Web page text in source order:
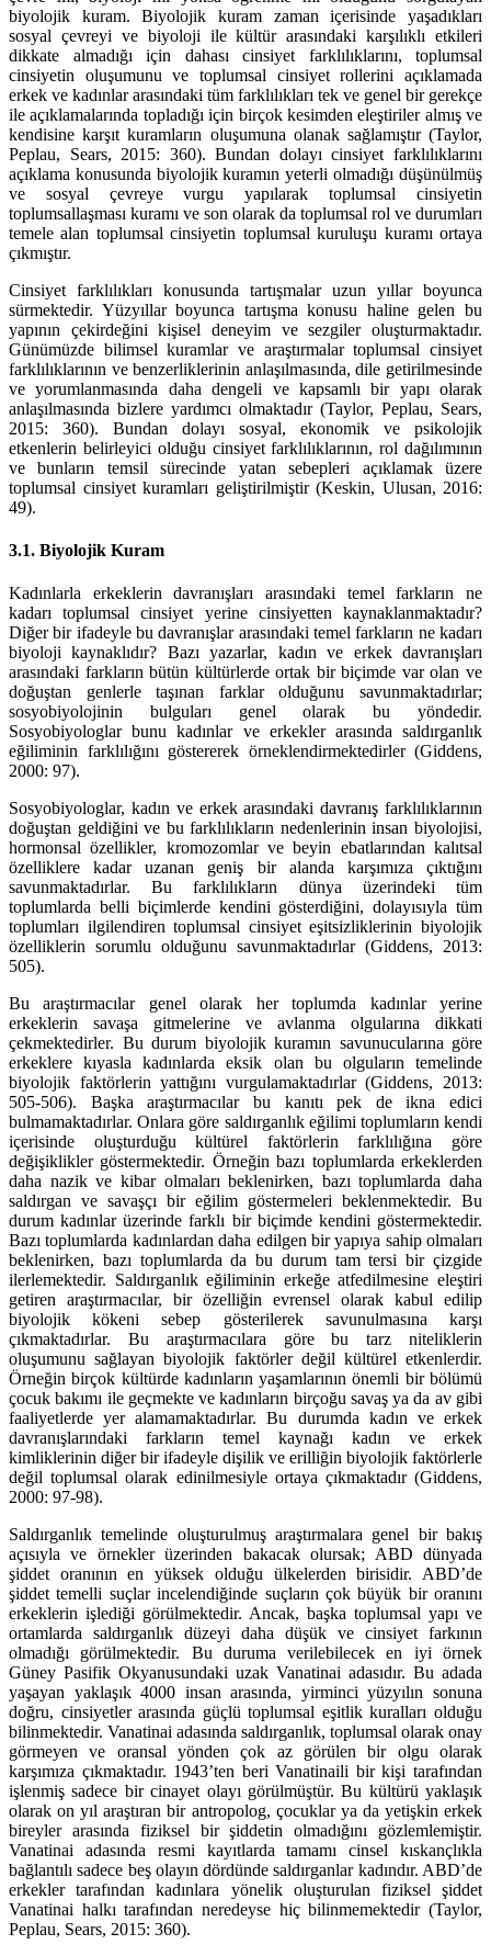
biyolojik kuram. Biyolojik kuram zaman içerisinde yaşadıkları
sosyal çevreyi ve biyoloji ile kültür arasındaki karşılıklı etkileri
dikkate almadığı için dahası cinsiyet farklılıklarını, toplumsal
cinsiyetin oluşumunu ve toplumsal cinsiyet rollerini açıklamada
erkek ve kadınlar arasındaki tüm farklılıkları tek ve genel bir gerekçe
ile açıklamalarında topladığı için birçok kesimden eleştiriler almış ve
kendisine karşıt kuramların oluşumuna olanak sağlamıştır (Taylor,
Peplau, Sears, 2015: 360). Bundan dolayı cinsiyet farklılıklarını
açıklama konusunda biyolojik kuramın yeterli olmadığı düşünülmüş
ve sosyal çevreye vurgu yapılarak toplumsal cinsiyetin
toplumsallaşması kuramı ve son olarak da toplumsal rol ve durumları
temele alan toplumsal cinsiyetin toplumsal kuruluşu kuramı ortaya
çıkmıştır.
Cinsiyet farklılıkları konusunda tartışmalar uzun yıllar boyunca
sürmektedir. Yüzyıllar boyunca tartışma konusu haline gelen bu
yapının çekirdeğini kişisel deneyim ve sezgiler oluşturmaktadır.
Günümüzde bilimsel kuramlar ve araştırmalar toplumsal cinsiyet
farklılıklarının ve benzerliklerinin anlaşılmasında, dile getirilmesinde
ve yorumlanmasında daha dengeli ve kapsamlı bir yapı olarak
anlaşılmasında bizlere yardımcı olmaktadır (Taylor, Peplau, Sears,
2015: 360). Bundan dolayı sosyal, ekonomik ve psikolojik
etkenlerin belirleyici olduğu cinsiyet farklılıklarının, rol dağılımının
ve bunların temsil sürecinde yatan sebepleri açıklamak üzere
toplumsal cinsiyet kuramları geliştirilmiştir (Keskin, Ulusan, 2016:
49).
3.1. Biyolojik Kuram
Kadınlarla erkeklerin davranışları arasındaki temel farkların ne
kadarı toplumsal cinsiyet yerine cinsiyetten kaynaklanmaktadır?
Diğer bir ifadeyle bu davranışlar arasındaki temel farkların ne kadarı
biyoloji kaynaklıdır? Bazı yazarlar, kadın ve erkek davranışları
arasındaki farkların bütün kültürlerde ortak bir biçimde var olan ve
doğuştan genlerle taşınan farklar olduğunu savunmaktadırlar;
sosyobiyolojinin bulguları genel olarak bu yöndedir.
Sosyobiyologlar bunu kadınlar ve erkekler arasında saldırganlık
eğiliminin farklılığını göstererek örneklendirmektedirler (Giddens,
2000: 97).
Sosyobiyologlar, kadın ve erkek arasındaki davranış farklılıklarının
doğuştan geldiğini ve bu farklılıkların nedenlerinin insan biyolojisi,
hormonsal özellikler, kromozomlar ve beyin ebatlarından kalıtsal
özelliklere kadar uzanan geniş bir alanda karşımıza çıktığını
savunmaktadırlar. Bu farklılıkların dünya üzerindeki tüm
toplumlarda belli biçimlerde kendini gösterdiğini, dolayısıyla tüm
toplumları ilgilendiren toplumsal cinsiyet eşitsizliklerinin biyolojik
özelliklerin sorumlu olduğunu savunmaktadırlar (Giddens, 2013:
505).
Bu araştırmacılar genel olarak her toplumda kadınlar yerine
erkeklerin savaşa gitmelerine ve avlanma olgularına dikkati
çekmektedirler. Bu durum biyolojik kuramın savunucularına göre
erkeklere kıyasla kadınlarda eksik olan bu olguların temelinde
biyolojik faktörlerin yattığını vurgulamaktadırlar (Giddens, 2013:
505-506). Başka araştırmacılar bu kanıtı pek de ikna edici
bulmamaktadırlar. Onlara göre saldırganlık eğilimi toplumların kendi
içerisinde oluşturduğu kültürel faktörlerin farklılığına göre
değişiklikler göstermektedir. Örneğin bazı toplumlarda erkeklerden
daha nazik ve kibar olmaları beklenirken, bazı toplumlarda daha
saldırgan ve savaşçı bir eğilim göstermeleri beklenmektedir. Bu
durum kadınlar üzerinde farklı bir biçimde kendini göstermektedir.
Bazı toplumlarda kadınlardan daha edilgen bir yapıya sahip olmaları
beklenirken, bazı toplumlarda da bu durum tam tersi bir çizgide
ilerlemektedir. Saldırganlık eğiliminin erkeğe atfedilmesine eleştiri
getiren araştırmacılar, bir özelliğin evrensel olarak kabul edilip
biyolojik kökeni sebep gösterilerek savunulmasına karşı
çıkmaktadırlar. Bu araştırmacılara göre bu tarz niteliklerin
oluşumunu sağlayan biyolojik faktörler değil kültürel etkenlerdir.
Örneğin birçok kültürde kadınların yaşamlarının önemli bir bölümü
çocuk bakımı ile geçmekte ve kadınların birçoğu savaş ya da av gibi
faaliyetlerde yer alamamaktadırlar. Bu durumda kadın ve erkek
davranışlarındaki farkların temel kaynağı kadın ve erkek
kimliklerinin diğer bir ifadeyle dişilik ve erilliğin biyolojik faktörlerle
değil toplumsal olarak edinilmesiyle ortaya çıkmaktadır (Giddens,
2000: 97-98).
Saldırganlık temelinde oluşturulmuş araştırmalara genel bir bakış
açısıyla ve örnekler üzerinden bakacak olursak; ABD dünyada
şiddet oranının en yüksek olduğu ülkelerden birisidir. ABD’de
şiddet temelli suçlar incelendiğinde suçların çok büyük bir oranını
erkeklerin işlediği görülmektedir. Ancak, başka toplumsal yapı ve
ortamlarda saldırganlık düzeyi daha düşük ve cinsiyet farkının
olmadığı görülmektedir. Bu duruma verilebilecek en iyi örnek
Güney Pasifik Okyanusundaki uzak Vanatinai adasıdır. Bu adada
yaşayan yaklaşık 4000 insan arasında, yirminci yüzyılın sonuna
doğru, cinsiyetler arasında güçlü toplumsal eşitlik kuralları olduğu
bilinmektedir. Vanatinai adasında saldırganlık, toplumsal olarak onay
görmeyen ve oransal yönden çok az görülen bir olgu olarak
karşımıza çıkmaktadır. 1943’ten beri Vanatinaili bir kişi tarafından
işlenmiş sadece bir cinayet olayı görülmüştür. Bu kültürü yaklaşık
olarak on yıl araştıran bir antropolog, çocuklar ya da yetişkin erkek
bireyler arasında fiziksel bir şiddetin olmadığını gözlemlemiştir.
Vanatinai adasında resmi kayıtlarda tamamı cinsel kıskançlıkla
bağlantılı sadece beş olayın dördünde saldırganlar kadındır. ABD’de
erkekler tarafından kadınlara yönelik oluşturulan fiziksel şiddet
Vanatinai halkı tarafından neredeyse hiç bilinmemektedir (Taylor,
Peplau, Sears, 2015: 360).